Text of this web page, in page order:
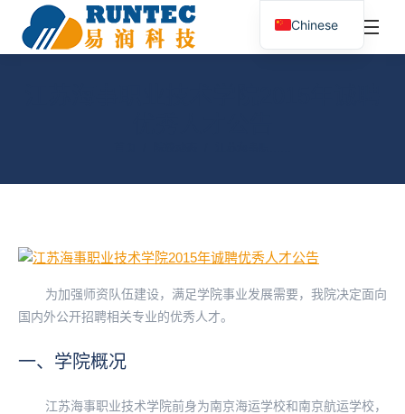
为加强师资队伍建设，满足学院事业发展需要，我院决定面向
国内外公开招聘相关专业的优秀人才。
一、学院概况
江苏海事职业技术学院前身为南京海运学校和南京航运学校，
Chinese